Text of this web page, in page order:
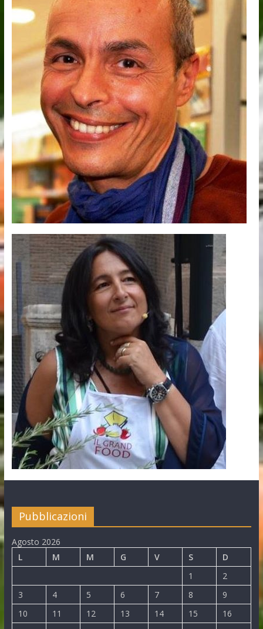
Pubblicazioni
Agosto 2026
L
M M G V S
D
1
2
3
4 5 6 7 8
9
10
11 12 13 14 15
16